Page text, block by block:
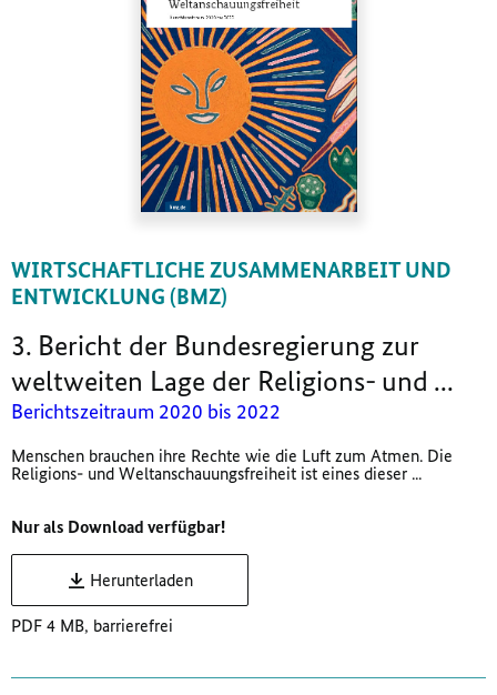
WIRTSCHAFTLICHE ZUSAMMENARBEIT UND
ENTWICKLUNG (BMZ)
3. Bericht der Bundesregierung zur
weltweiten Lage der Religions- und ...
Berichtszeitraum 2020 bis 2022
Menschen brauchen ihre Rechte wie die Luft zum Atmen. Die
Religions- und Weltanschauungsfreiheit ist eines dieser ...
Nur als Download verfügbar!
Herunterladen
PDF 4 MB, barrierefrei